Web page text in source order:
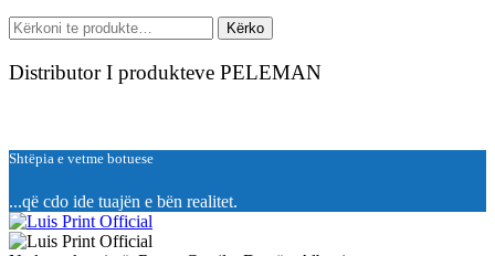
Kërko
për:
Kërko
Distributor I produkteve PELEMAN
Shtëpia e vetme botuese
...që cdo ide tuajën e bën realitet.